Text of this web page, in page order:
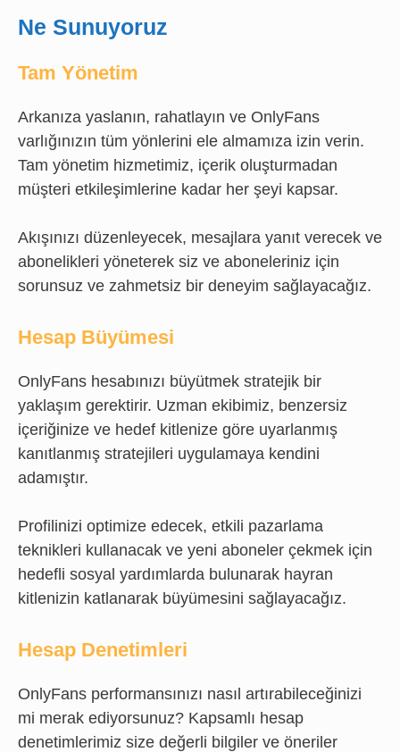
Ne Sunuyoruz
Tam Yönetim
Arkanıza yaslanın, rahatlayın ve OnlyFans
varlığınızın tüm yönlerini ele almamıza izin verin.
Tam yönetim hizmetimiz, içerik oluşturmadan
müşteri etkileşimlerine kadar her şeyi kapsar.
Akışınızı düzenleyecek, mesajlara yanıt verecek ve
abonelikleri yöneterek siz ve aboneleriniz için
sorunsuz ve zahmetsiz bir deneyim sağlayacağız.
Hesap Büyümesi
OnlyFans hesabınızı büyütmek stratejik bir
yaklaşım gerektirir. Uzman ekibimiz, benzersiz
içeriğinize ve hedef kitlenize göre uyarlanmış
kanıtlanmış stratejileri uygulamaya kendini
adamıştır.
Profilinizi optimize edecek, etkili pazarlama
teknikleri kullanacak ve yeni aboneler çekmek için
hedefli sosyal yardımlarda bulunarak hayran
kitlenizin katlanarak büyümesini sağlayacağız.
Hesap Denetimleri
OnlyFans performansınızı nasıl artırabileceğinizi
mi merak ediyorsunuz? Kapsamlı hesap
denetimlerimiz size değerli bilgiler ve öneriler